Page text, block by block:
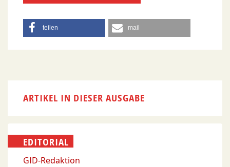
teilen mail
ARTIKEL IN DIESER AUSGABE
EDITORIAL
GID-Redaktion